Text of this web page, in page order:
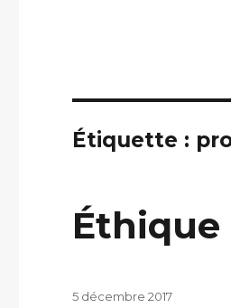
Étiquette :
Éthique
Publié
5 décembre 2017